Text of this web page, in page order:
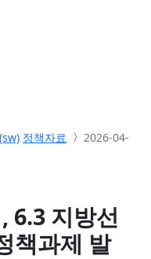
정책자료
2026-04-
6.3 지방선
책과제 발